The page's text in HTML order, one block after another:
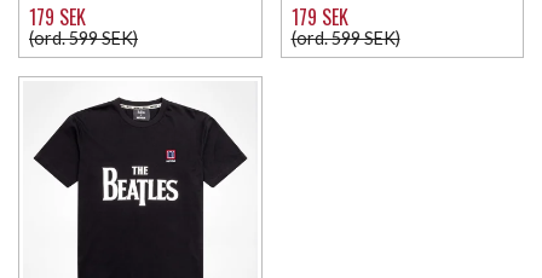
179 SEK
(ord. 599 SEK)
179 SEK
(ord. 599 SEK)